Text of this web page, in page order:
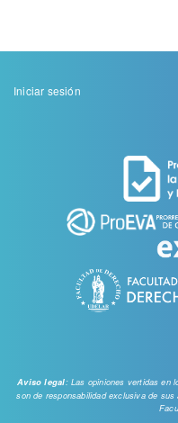
Menu
Iniciar sesión
Aviso legal: Las opiniones vertidas en
son de responsabilidad exclusiva de